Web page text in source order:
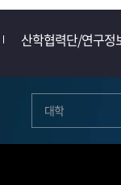
산학협력단/연구정
대학